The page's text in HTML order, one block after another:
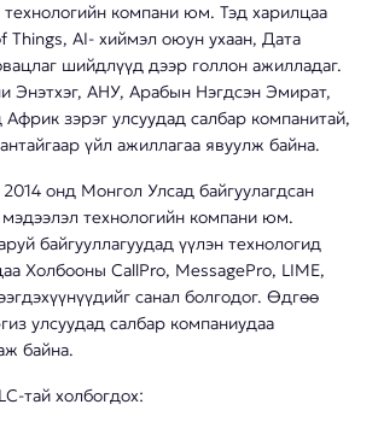
технологийн компани юм. Тэд харилцаа
Things, AI- хиймэл оюун ухаан, Дата
шийдлүүд дээр голлон ажилладаг.
Энэтхэг, АНУ, Арабын Нэгдсэн Эмират,
зэрэг улсуудад салбар компанитай,
үйл ажиллагаа явуулж байна.
онд Монгол Улсад байгуулагдсан
технологийн компани юм.
байгууллагуудад үүлэн технологид
Холбооны CallPro, MessagePro, LIME,
санал болгодог. Өдгөө
улсуудад салбар компаниудаа
байна.
тай холбогдох: